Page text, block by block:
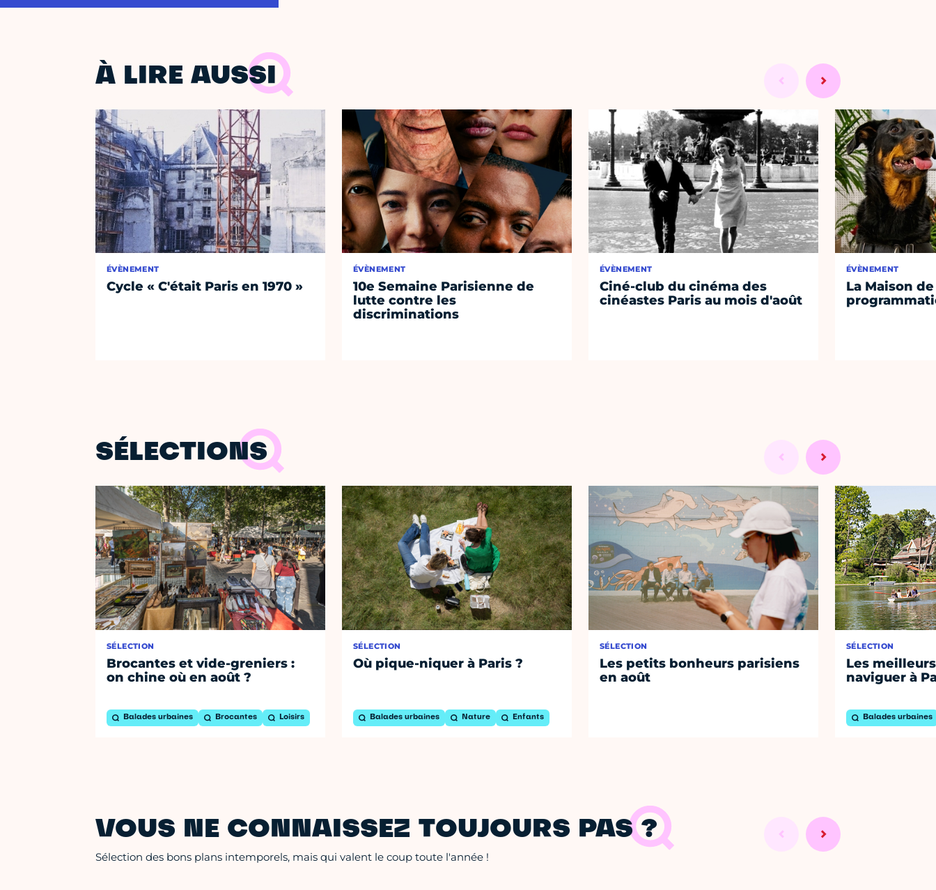
À LIRE AUSSI
ÉVÈNEMENT
Cycle « C'était Paris en 1970 »
ÉVÈNEMENT
10e Semaine Parisienne de
lutte contre les
discriminations
ÉVÈNEMENT
Ciné-club du cinéma des
cinéastes Paris au mois d'août
ÉVÈNEMENT
La Maison
SÉLECTIONS
SÉLECTION
Brocantes et vide-greniers :
on chine où en août ?
Balades urbaines Brocantes Loisirs
SÉLECTION
Où pique-niquer à Paris ?
Balades urbaines Nature Enfants
SÉLECTION
Les petits bonheurs parisiens
en août
SÉLECTION
Les
naviguer à
Balades urbaines
VOUS NE CONNAISSEZ TOUJOURS PAS ?
Sélection des bons plans intemporels, mais qui valent le coup toute l'année !